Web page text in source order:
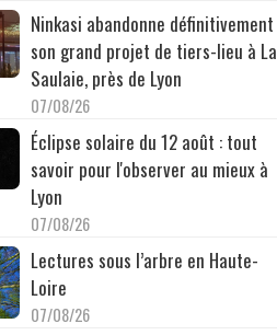
Ninkasi abandonne définitivement
son grand projet de tiers-lieu à La
Saulaie, près de Lyon
07/08/26
Éclipse solaire du 12 août : tout
savoir pour l'observer au mieux à
Lyon
07/08/26
Lectures sous l’arbre en Haute-
Loire
07/08/26